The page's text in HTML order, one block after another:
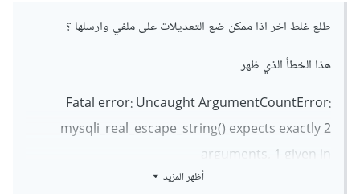
طلع غلط اخر اذا ممكن ضع التعديلات على ملفي وارسلها ؟
هذا الخطأ الذي ظهر
Fatal error: Uncaught ArgumentCountError:
mysqli_real_escape_string() expects exactly 2
arguments, 1 given in
C:\xampp\htdocs\last\server.php:10 Stack trace:
أظهر المزيد